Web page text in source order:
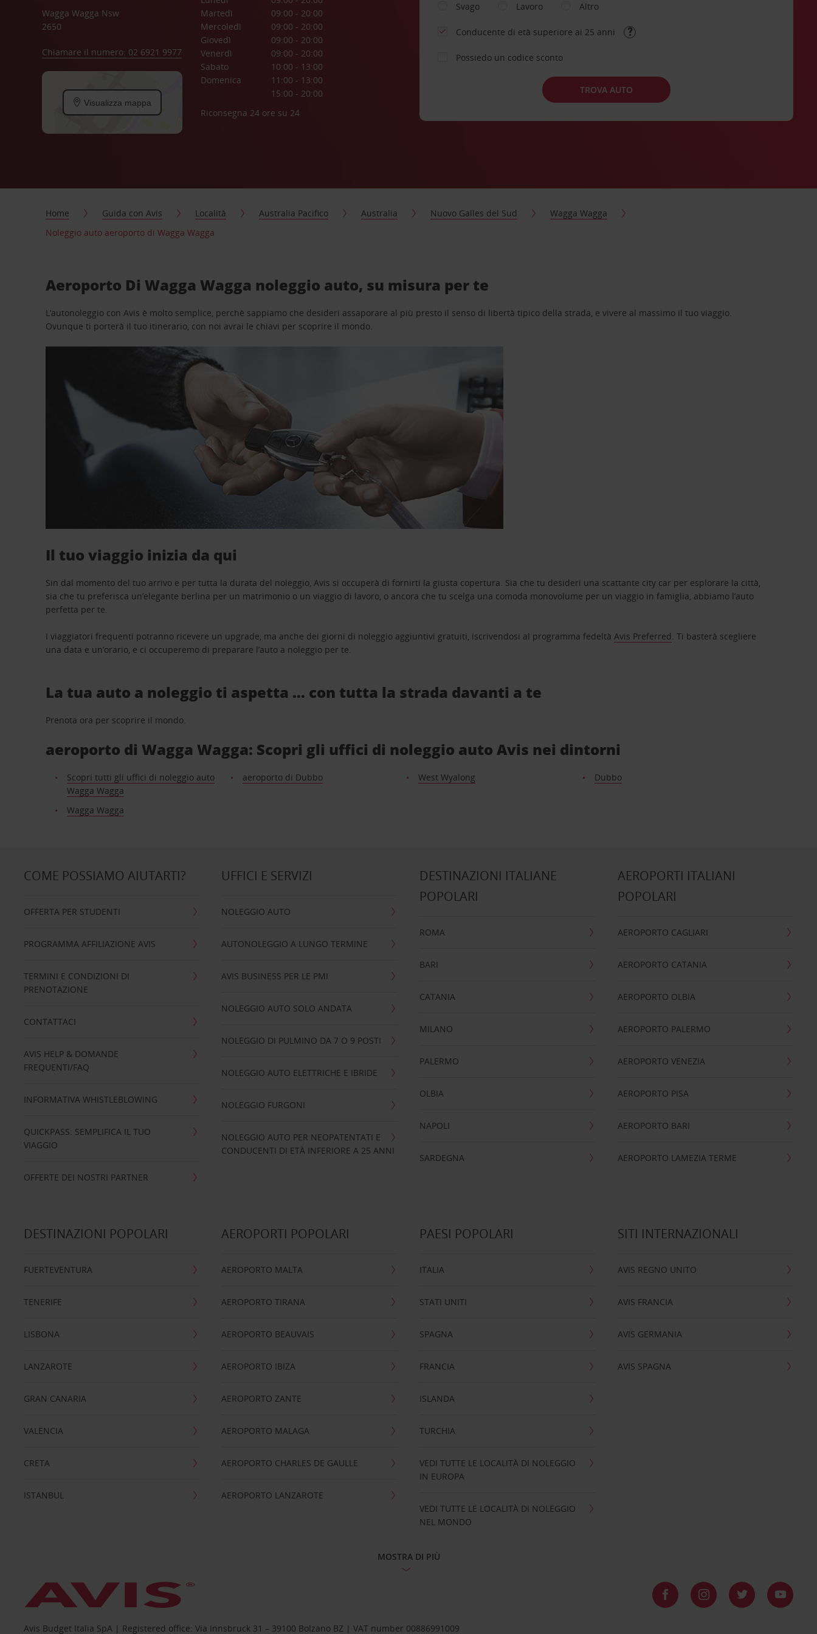
Wagga Wagga Nsw
2650
Chiamare il numero: 02 6921 9977
Visualizza mappa
Martedì
09:00 - 20:00
Mercoledì
09:00 - 20:00
Giovedì
09:00 - 20:00
Venerdì
09:00 - 20:00
Sabato
10:00 - 13:00
Domenica
11:00 - 13:00
15:00 - 20:00
Riconsegna 24 ore su 24
Svago
Lavoro Altro
Conducente di età superiore ai 25 anni
Possiedo un codice sconto
TROVA AUTO
Home Guida con Avis Località Australia Pacifico Australia Nuovo Galles del Sud
Wagga Wagga
Noleggio auto aeroporto di Wagga Wagga
Aeroporto Di Wagga Wagga noleggio auto, su misura per te
L’autonoleggio con Avis è molto semplice, perchè sappiamo che desideri assaporare al più presto il senso di libertà tipico della strada, e vivere al massimo il tuo viaggio.
Ovunque ti porterà il tuo itinerario, con noi avrai le chiavi per scoprire il mondo.
Il tuo viaggio inizia da qui
Sin dal momento del tuo arrivo e per tutta la durata del noleggio, Avis si occuperà di fornirti la giusta copertura. Sia che tu desideri una scattante city car per esplorare la città,
sia che tu preferisca un’elegante berlina per un matrimonio o un viaggio di lavoro, o ancora che tu scelga una comoda monovolume per un viaggio in famiglia, abbiamo l’auto
perfetta per te.
I viaggiatori frequenti potranno ricevere un upgrade, ma anche dei giorni di noleggio aggiuntivi gratuiti, iscrivendosi al programma fedeltàAvis Preferred. Ti basterà scegliere
una data e un’orario, e ci occuperemo di preparare l’auto a noleggio per te.
La tua auto a noleggio ti aspetta … con tutta la strada davanti a te
Prenota ora per scoprire il mondo.
aeroporto di Wagga Wagga: Scopri gli uffici di noleggio auto Avis nei dintorni
Scopri tutti gli uffici di noleggio auto
Wagga Wagga
aeroporto di Dubbo West Wyalong Dubbo
Wagga Wagga
COME POSSIAMO AIUTARTI?
OFFERTA PER STUDENTI
PROGRAMMA AFFILIAZIONE AVIS
TERMINI E CONDIZIONI DI
PRENOTAZIONE
CONTATTACI
AVIS HELP & DOMANDE
FREQUENTI/FAQ
INFORMATIVA WHISTLEBLOWING
QUICKPASS: SEMPLIFICA IL TUO
VIAGGIO
OFFERTE DEI NOSTRI PARTNER
UFFICI E SERVIZI
NOLEGGIO AUTO
AUTONOLEGGIO A LUNGO TERMINE
AVIS BUSINESS PER LE PMI
NOLEGGIO AUTO SOLO ANDATA
NOLEGGIO DI PULMINO DA 7 O 9 POSTI
NOLEGGIO AUTO ELETTRICHE E IBRIDE
NOLEGGIO FURGONI
NOLEGGIO AUTO PER NEOPATENTATI E
CONDUCENTI DI ETÀ INFERIORE A 25 ANNI
DESTINAZIONI ITALIANE
POPOLARI
ROMA
BARI
CATANIA
MILANO
PALERMO
OLBIA
NAPOLI
SARDEGNA
AEROPORTI ITALIANI
POPOLARI
AEROPORTO CAGLIARI
AEROPORTO CATANIA
AEROPORTO OLBIA
AEROPORTO PALERMO
AEROPORTO VENEZIA
AEROPORTO PISA
AEROPORTO BARI
AEROPORTO LAMEZIA TERME
DESTINAZIONI POPOLARI
FUERTEVENTURA
TENERIFE
LISBONA
LANZAROTE
GRAN CANARIA
VALENCIA
CRETA
ISTANBUL
AEROPORTI POPOLARI
AEROPORTO MALTA
AEROPORTO TIRANA
AEROPORTO BEAUVAIS
AEROPORTO IBIZA
AEROPORTO ZANTE
AEROPORTO MALAGA
AEROPORTO CHARLES DE GAULLE
AEROPORTO LANZAROTE
PAESI POPOLARI
ITALIA
STATI UNITI
SPAGNA
FRANCIA
ISLANDA
TURCHIA
VEDI TUTTE LE LOCALITÀ DI NOLEGGIO
IN EUROPA
VEDI TUTTE LE LOCALITÀ DI NOLEGGIO
NEL MONDO
SITI INTERNAZIONALI
AVIS REGNO UNITO
AVIS FRANCIA
AVIS GERMANIA
AVIS SPAGNA
MOSTRA DI PIÙ
Avis Budget Italia SpA | Registered office: Via Innsbruck 31 – 39100 Bolzano BZ | VAT number 00886991009